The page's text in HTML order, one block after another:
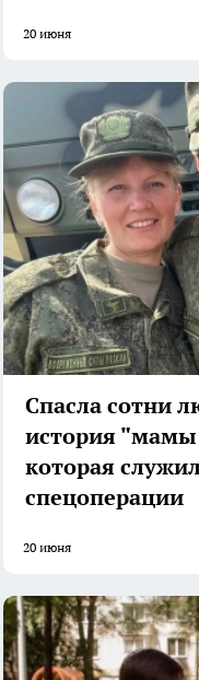
20 июня
Спасла сотни
история
которая
спецоперации
20 июня